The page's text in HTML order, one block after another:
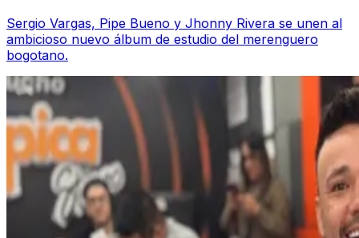
Sergio Vargas, Pipe Bueno y Jhonny Rivera se unen al
ambicioso nuevo álbum de estudio del merenguero
bogotano.